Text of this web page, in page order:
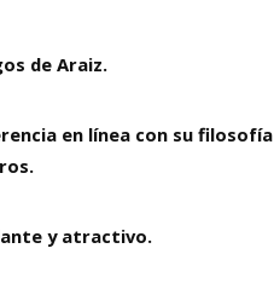
de Araiz.
en línea con su filosofía
y atractivo.